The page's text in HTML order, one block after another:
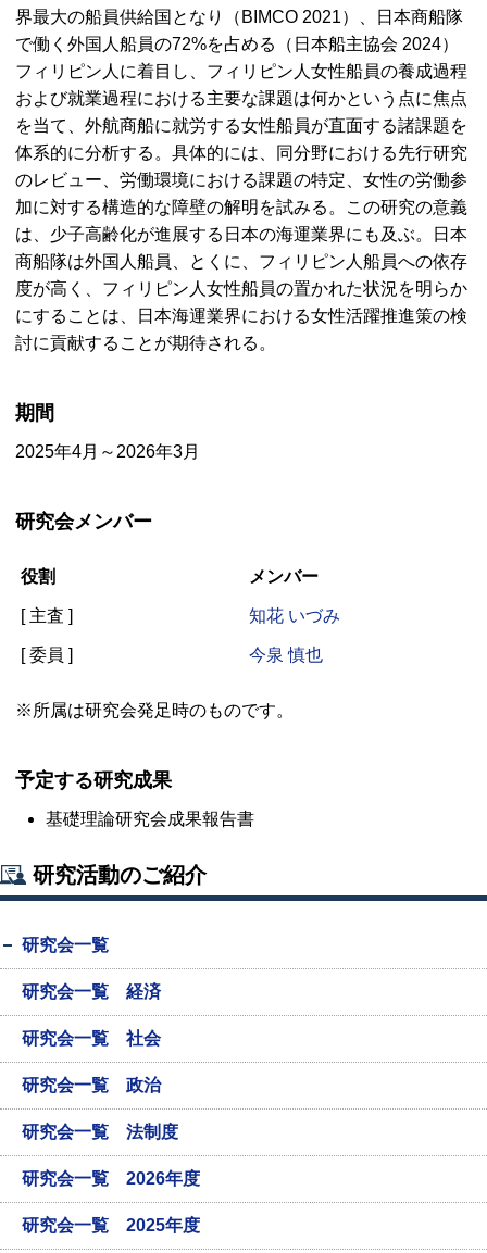
界最大の船員供給国となり（ BIMCO 2021）、日本商船隊
で働く外国人船員の72%を占める（日本船主協会 2024）
フィリピン人に着目し、フィリピン人女性船員の養成過程
および就業過程における主要な課題は何かという点に焦点
を当て、外航商船に就労する女性船員が直面する諸課題を
体系的に分析する。具体的には、同分野における先行研究
のレビュー、労働環境における課題の特定、女性の労働参
加に対する構造的な障壁の解明を試みる。この研究の意義
は、少子高齢化が進展する日本の海運業界にも及ぶ。日本
商船隊は外国人船員、とくに、フィリピン人船員への依存
度が高く、フィリピン人女性船員の置かれた状況を明らか
にすることは、日本海運業界における女性活躍推進策の検
討に貢献することが期待される。
期間
2025年4月～2026年3月
研究会メンバー
役割 メンバー
[ 主査 ] 知花 いづみ
[ 委員 ] 今泉 慎也
※所属は研究会発足時のものです。
予定する研究成果
基礎理論研究会成果報告書
研究活動のご紹介
研究会一覧
研究会一覧 経済
研究会一覧 社会
研究会一覧 政治
研究会一覧 法制度
研究会一覧 2026年度
研究会一覧 2025年度